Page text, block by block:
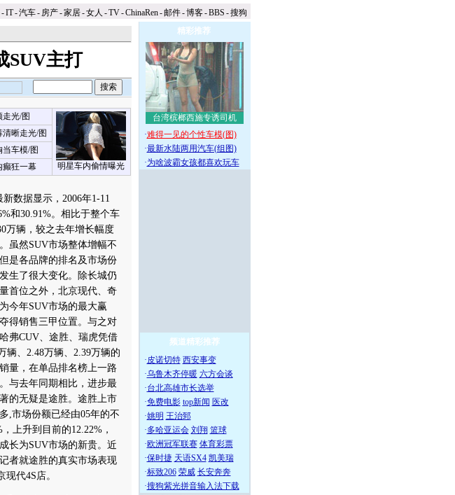
-IT-汽车- 房产-家居-女人 -TV-ChinaRen-邮件-博客-BBS -搜狗
SUV主打
光/图
明星车内偷情曝光
晰走光/图
车模/图
癫狂一幕
数据显示，2006年1-11
和30.91%。相比于整个车
万辆，较之去年增长幅度
虽然SUV市场整体增幅不
是各品牌的排名及市场份
生了很大变化。除长城仍
首位之外，北京现代、奇
今年SUV市场的最大赢
得销售三甲位置。与之对
弗CUV、途胜、瑞虎凭借
辆、2.48万辆、2.39万辆的
量，在单品排名榜上一路
与去年同期相比，进步最
的无疑是途胜。途胜上市
,市场份额已经由05年的不
，上升到目前的12.22%，
长为SUV市场的新贵。近
者就途胜的真实市场表现
代4S店。
精彩推荐
台湾槟榔西施专诱司机
·难得一见的个性车模(图)
·最新水陆两用汽车(组图)
·为啥波霸女孩都喜欢玩车
频道精彩推荐
·皮诺切特 西安事变
·乌鲁木齐停暖 六方会谈
·台北高雄市长选举
·免费电影 top新闻 医改
·姚明 王治郅
·多哈亚运会 刘翔 篮球
·欧洲冠军联赛 体育彩票
·保时捷 天语SX4 凯美瑞
·标致206 荣威 长安奔奔
·搜狗紫光拼音输入法下载